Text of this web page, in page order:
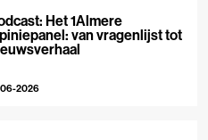
Het 1Almere
van vragenlijst tot
06-2026